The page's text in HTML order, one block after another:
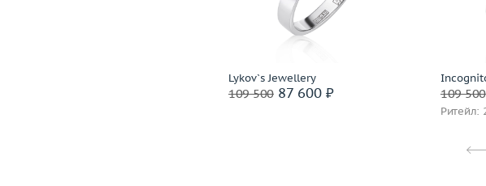
Lykov`s Jewellery
109 50087 600 ₽
Материал
золото 585 пробы
Подробнее
109 500
Ритейл: